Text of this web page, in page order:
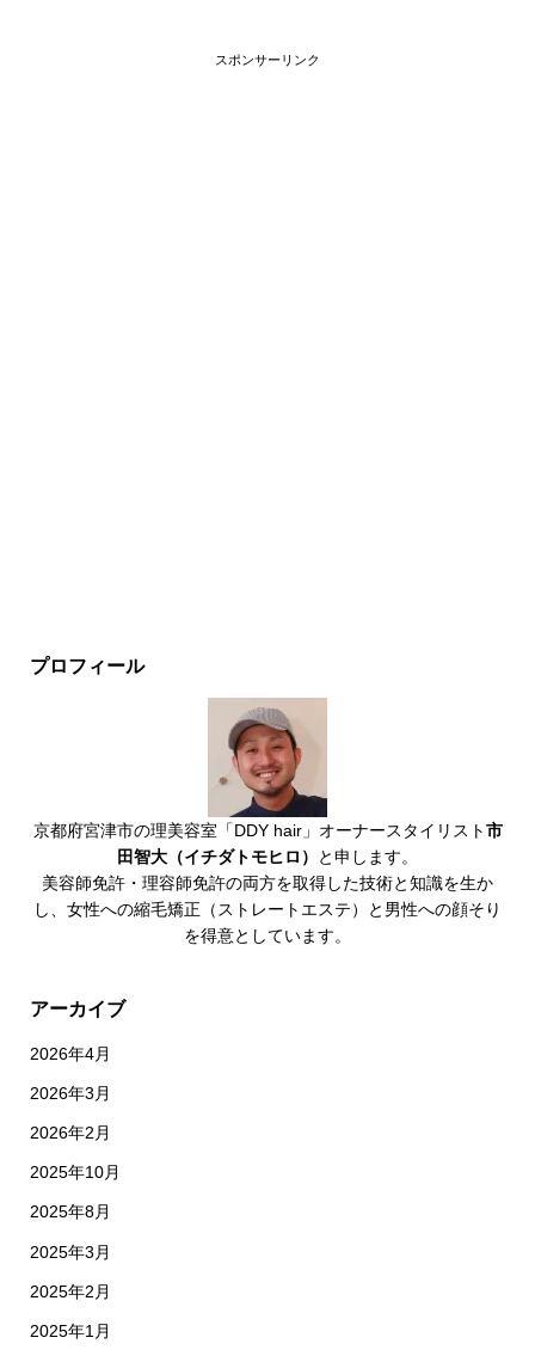
スポンサーリンク
プロフィール
京都府宮津市の理美容室「DDY hair」オーナースタイリスト市
田智大（イチダトモヒロ）
と申します。
美容師免許・理容師免許の両方を取得した技術と知識を生か
し、女性への縮毛矯正（ストレートエステ）と男性への顔そり
を得意としています。
アーカイブ
2026年4月
2026年3月
2026年2月
2025年10月
2025年8月
2025年3月
2025年2月
2025年1月